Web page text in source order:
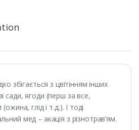
збігається з цвітінням інших
сади, ягоди (перш за все,
глід і т.д.). І тоді
мед – акація з різнотрав’ям.